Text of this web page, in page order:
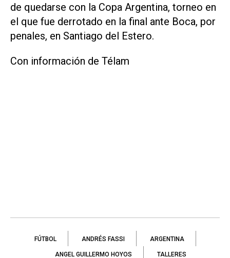
de quedarse con la Copa Argentina, torneo en
el que fue derrotado en la final ante Boca, por
penales, en Santiago del Estero.
Con información de Télam
FÚTBOL ANDRÉS FASSI ARGENTINA
ANGEL GUILLERMO HOYOS TALLERES